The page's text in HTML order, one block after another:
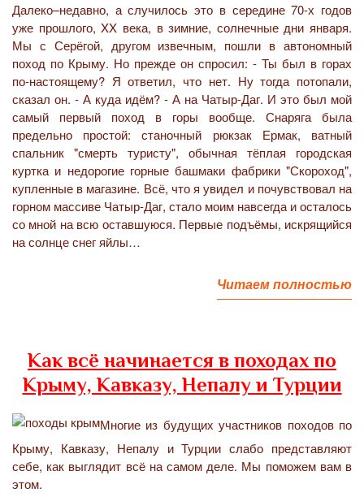
Далеко–недавно, а случилось это в середине 70-х годов
уже прошлого, XX века, в зимние, солнечные дни января.
Мы с Серёгой, другом извечным, пошли в автономный
поход по Крыму. Но прежде он спросил: - Ты был в горах
по-настоящему? Я ответил, что нет. Ну тогда потопали,
сказал он. - А куда идём? - А на Чатыр-Даг. И это был мой
самый первый поход в горы вообще. Снаряга была
предельно простой: станочный рюкзак Ермак, ватный
спальник "смерть туристу", обычная тёплая городская
куртка и недорогие горные башмаки фабрики "Скороход",
купленные в магазине. Всё, что я увидел и почувствовал на
горном массиве Чатыр-Даг, стало моим навсегда и осталось
со мной на всю оставшуюся. Первые подъёмы, искрящийся
на солнце снег яйлы…
Читаем полностью
Как всё начинается в походах по
Крыму, Кавказу, Непалу и Турции
Многие из будущих участников походов по
Крыму, Кавказу, Непалу и Турции слабо представляют
себе, как выглядит всё на самом деле. Мы поможем вам в
этом.